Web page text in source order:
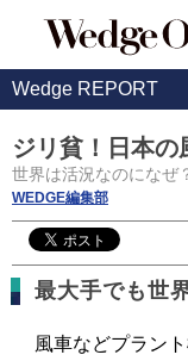
Wedge REPORT
ジリ貧！日本の
世界は活況なのになぜ
WEDGE編集部
最大手でも世
風車などプラント